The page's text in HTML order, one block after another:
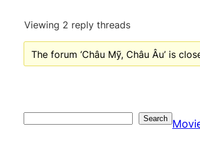
Viewing 2 reply threads
The forum ‘Châu Mỹ, Châu Âu’ is
Search